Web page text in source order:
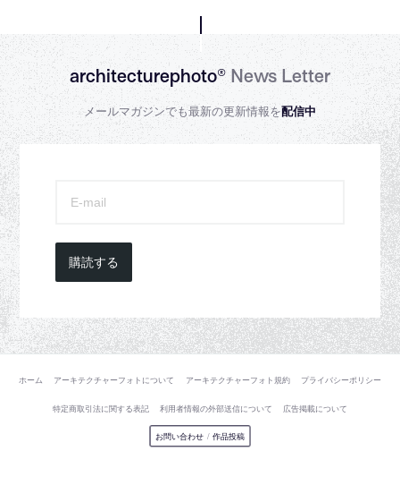
architecturephoto®News Letter
メールマガジンでも最新の更新情報を配信中
購読する
ホーム アーキテクチャーフォトについて アーキテクチャーフォト規約 プライバシーポリシー
特定商取引法に関する表記 利用者情報の外部送信について 広告掲載について
お問い合わせ / 作品投稿